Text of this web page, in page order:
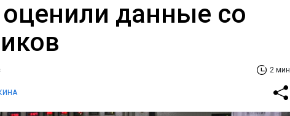
оценили данные со
2 мин